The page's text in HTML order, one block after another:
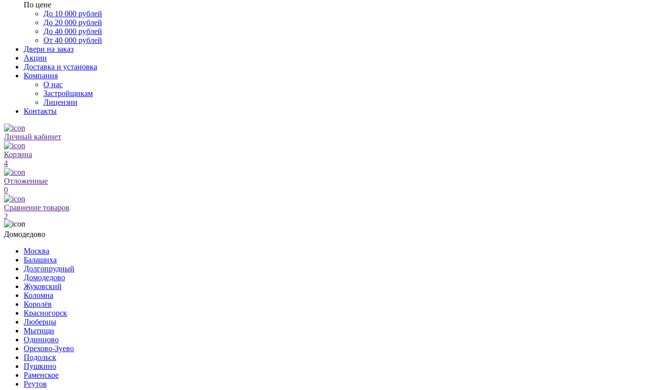
По цене
До 10 000 рублей
До 20 000 рублей
До 40 000 рублей
От 40 000 рублей
Двери на заказ
Акции
Доставка и установка
Компания
О нас
Застройщикам
Лицензии
Контакты
Личный кабинет
Корзина
4
Отложенные
0
Сравнение товаров
2
Домодедово
Москва
Балашиха
Долгопрудный
Домодедово
Жуковский
Коломна
Королёв
Красногорск
Люберцы
Мытищи
Одинцово
Орехово-Зуево
Подольск
Пушкино
Раменское
Реутов